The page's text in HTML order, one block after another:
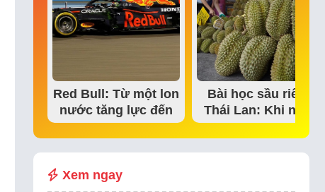
Red Bull: Từ một lon
nước tăng lực đến
đế chế thể…
Bài học sầu riêng
Thái Lan: Khi niềm
tin thị trường bắt…
Xem ngay